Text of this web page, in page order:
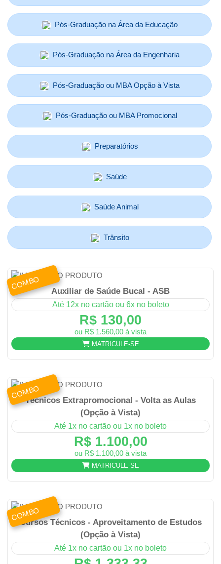
Pós-Graduação na Área da Educação
Pós-Graduação na Área da Engenharia
Pós-Graduação ou MBA Opção à Vista
Pós-Graduação ou MBA Promocional
Preparatórios
Saúde
Saúde Animal
Trânsito
COMBO
Auxiliar de Saúde Bucal - ASB
Até 12x no cartão ou 6x no boleto
R$ 130,00
ou R$ 1.560,00 à vista
MATRICULE-SE
COMBO
Técnicos Extrapromocional - Volta as Aulas
(Opção à Vista)
Até 1x no cartão ou 1x no boleto
R$ 1.100,00
ou R$ 1.100,00 à vista
MATRICULE-SE
COMBO
Cursos Técnicos - Aproveitamento de Estudos
(Opção à Vista)
Até 1x no cartão ou 1x no boleto